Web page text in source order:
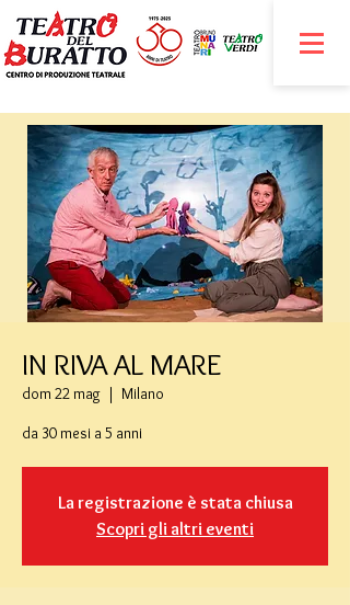
IN RIVA AL MARE
dom 22 mag
  |
Milano
La registrazione è stata chiusa
Scopri gli altri eventi